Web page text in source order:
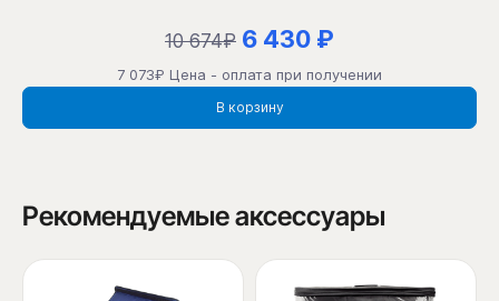
10 674₽ 6 430 ₽
7 073₽ Цена - оплата при получении
В корзину
Рекомендуемые аксессуары